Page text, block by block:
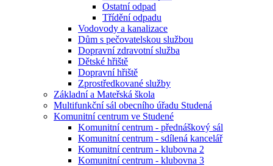
Ostatní odpad
Třídění odpadu
Vodovody a kanalizace
Dům s pečovatelskou službou
Dopravní zdravotní služba
Dětské hřiště
Dopravní hřiště
Zprostředkované služby
Základní a Mateřská škola
Multifunkční sál obecního úřadu Studená
Komunitní centrum ve Studené
Komunitní centrum - přednáškový sál
Komunitní centrum - sdílená kancelář
Komunitní centrum - klubovna 2
Komunitní centrum - klubovna 3